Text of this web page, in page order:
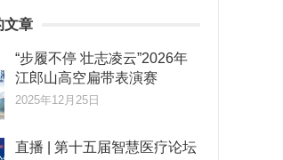
文章
“步履不停 壮志凌云”2026年
江郎山高空扁带表演赛
2025年12月25日
直播 | 第十五届智慧医疗论坛